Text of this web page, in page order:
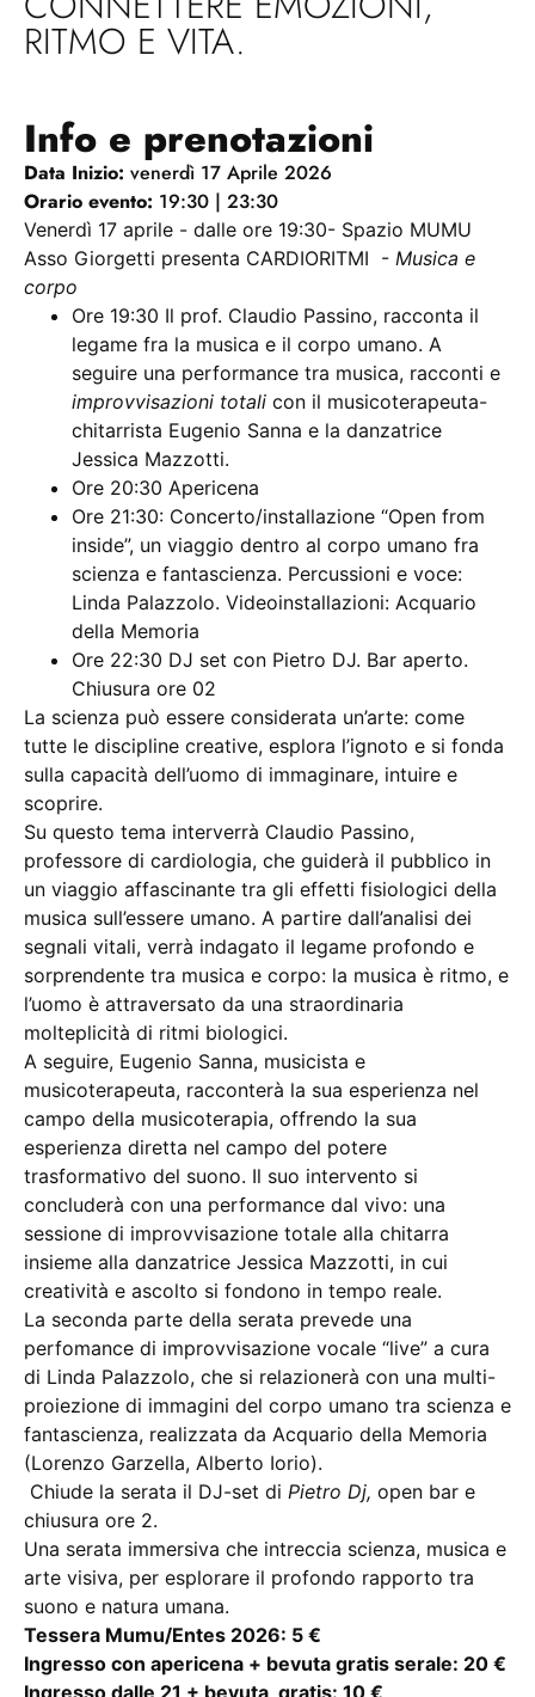
RITMO E VITA.
Info e prenotazioni
Data Inizio: venerdì 17 Aprile 2026
Orario evento: 19:30 | 23:30
Venerdì 17 aprile - dalle ore 19:30- Spazio MUMU
Asso Giorgetti presenta CARDIORITMI - Musica e
corpo
Ore 19:30 Il prof. Claudio Passino, racconta il
legame fra la musica e il corpo umano. A
seguire una performance tra musica, racconti e
improvvisazioni totali con il musicoterapeuta-
chitarrista Eugenio Sanna e la danzatrice
Jessica Mazzotti.
Ore 20:30 Apericena
Ore 21:30: Concerto/installazione “Open from
inside”, un viaggio dentro al corpo umano fra
scienza e fantascienza. Percussioni e voce:
Linda Palazzolo. Videoinstallazioni: Acquario
della Memoria
Ore 22:30 DJ set con Pietro DJ. Bar aperto.
Chiusura ore 02
La scienza può essere considerata un’arte: come
tutte le discipline creative, esplora l’ignoto e si fonda
sulla capacità dell’uomo di immaginare, intuire e
scoprire.
Su questo tema interverrà Claudio Passino,
professore di cardiologia, che guiderà il pubblico in
un viaggio affascinante tra gli effetti fisiologici della
musica sull’essere umano. A partire dall’analisi dei
segnali vitali, verrà indagato il legame profondo e
sorprendente tra musica e corpo: la musica è ritmo, e
l’uomo è attraversato da una straordinaria
molteplicità di ritmi biologici.
A seguire, Eugenio Sanna, musicista e
musicoterapeuta, racconterà la sua esperienza nel
campo della musicoterapia, offrendo la sua
esperienza diretta nel campo del potere
trasformativo del suono. Il suo intervento si
concluderà con una performance dal vivo: una
sessione di improvvisazione totale alla chitarra
insieme alla danzatrice Jessica Mazzotti, in cui
creatività e ascolto si fondono in tempo reale.
La seconda parte della serata prevede una
perfomance di improvvisazione vocale “live” a cura
di Linda Palazzolo, che si relazionerà con una multi-
proiezione di immagini del corpo umano tra scienza e
fantascienza, realizzata da Acquario della Memoria
(Lorenzo Garzella, Alberto Iorio).
Chiude la serata il DJ-set di Pietro Dj, open bar e
chiusura ore 2.
Una serata immersiva che intreccia scienza, musica e
arte visiva, per esplorare il profondo rapporto tra
suono e natura umana.
Tessera Mumu/Entes 2026: 5 €
Ingresso con apericena + bevuta gratis serale: 20 €